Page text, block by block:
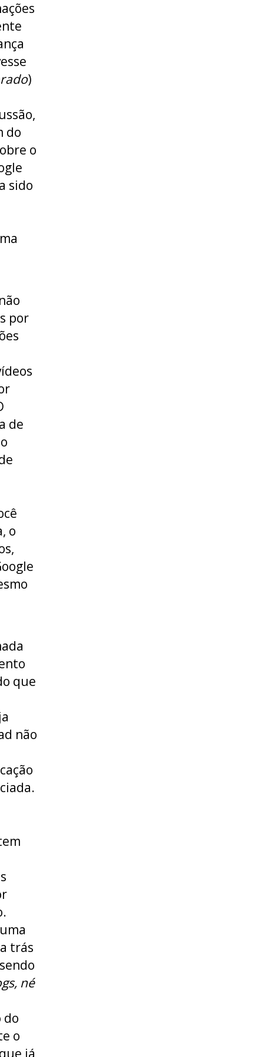
)
do
o
sido
por
de
o
que
não
trás
né
do
o